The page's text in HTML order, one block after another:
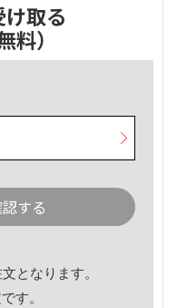
取る
料）
する
となります。
す。